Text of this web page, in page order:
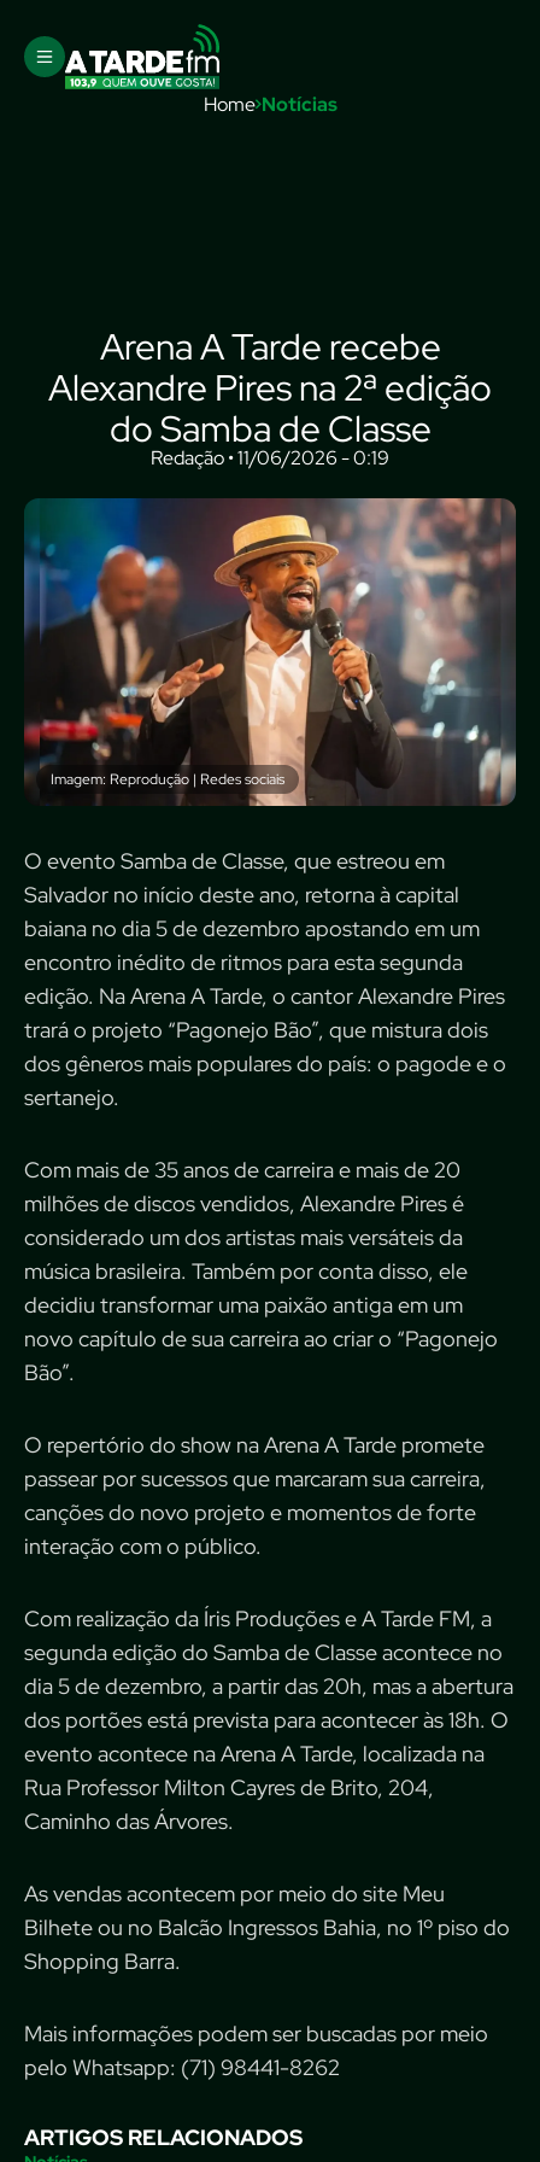
Home Notícias
Arena A Tarde recebe
Alexandre Pires na 2ª edição
do Samba de Classe
Redação • 11/06/2026 - 0:19
Imagem: Reprodução | Redes sociais
O evento Samba de Classe, que estreou em
Salvador no início deste ano, retorna à capital
baiana no dia 5 de dezembro apostando em um
encontro inédito de ritmos para esta segunda
edição. Na Arena A Tarde, o cantor Alexandre Pires
trará o projeto “Pagonejo Bão”, que mistura dois
dos gêneros mais populares do país: o pagode e o
sertanejo.
Com mais de 35 anos de carreira e mais de 20
milhões de discos vendidos, Alexandre Pires é
considerado um dos artistas mais versáteis da
música brasileira. Também por conta disso, ele
decidiu transformar uma paixão antiga em um
novo capítulo de sua carreira ao criar o “Pagonejo
Bão”.
O repertório do show na Arena A Tarde promete
passear por sucessos que marcaram sua carreira,
canções do novo projeto e momentos de forte
interação com o público.
Com realização da Íris Produções e A Tarde FM, a
segunda edição do Samba de Classe acontece no
dia 5 de dezembro, a partir das 20h, mas a abertura
dos portões está prevista para acontecer às 18h. O
evento acontece na Arena A Tarde, localizada na
Rua Professor Milton Cayres de Brito, 204,
Caminho das Árvores.
As vendas acontecem por meio do site Meu
Bilhete ou no Balcão Ingressos Bahia, no 1º piso do
Shopping Barra.
Mais informações podem ser buscadas por meio
pelo Whatsapp: (71) 98441-8262
ARTIGOS RELACIONADOS